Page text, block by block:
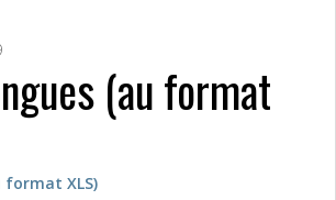
(au format
format XLS)